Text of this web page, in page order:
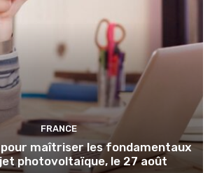
FRANCE
pour maîtriser les fondamentaux
photovoltaïque, le 27 août